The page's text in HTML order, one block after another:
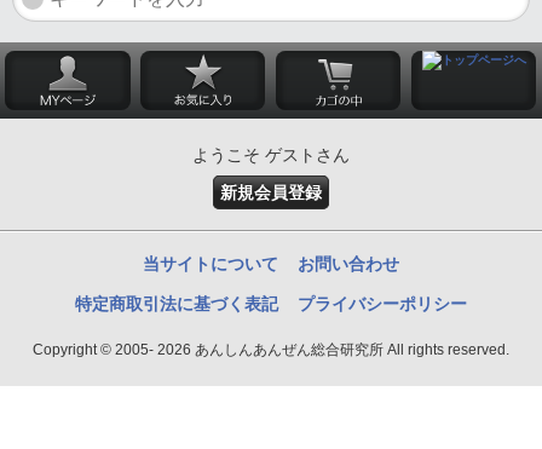
ようこそ ゲストさん
新規会員登録
当サイトについて お問い合わせ
特定商取引法に基づく表記 プライバシーポリシー
Copyright © 2005- 2026 あんしんあんぜん総合研究所 All rights reserved.